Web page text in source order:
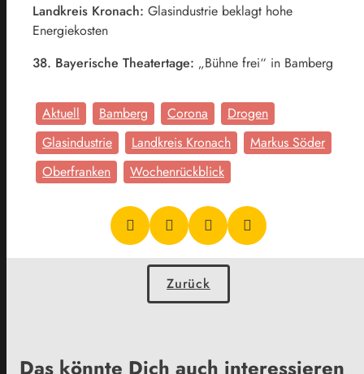
Landkreis Kronach: Glasindustrie beklagt hohe
Energiekosten
38. Bayerische Theatertage: „Bühne frei“ in Bamberg
Aktuell Bamberg Corona
Drogen
Glasindustrie
Landkreis Kronach
Markus Söder
Oberfranken
Wochenrückblick
Zurück
Das könnte Dich auch interessieren